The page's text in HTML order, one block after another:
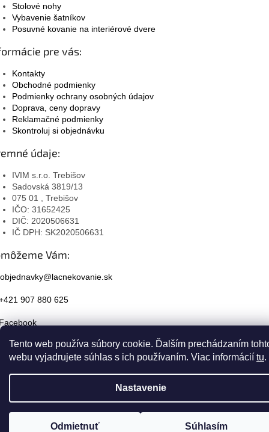
Tento web používa súbory cookie. Ďalším prechádzaním
webu vyjadrujete súhlas s ich používaním. Viac informácií tu.
Nastavenie
Odmietnuť Súhlasím
Stolové nohy
Vybavenie šatníkov
Posuvné kovanie na interiérové dvere
pre vás:
Kontakty
Obchodné podmienky
Podmienky ochrany osobných údajov
Doprava, ceny dopravy
Reklamačné podmienky
Skontroluj si objednávku
údaje:
IVIM s.r.o. Trebišov
Sadovská 3819/13
075 01 , Trebišov
IČO: 31652425
DIČ: 2020506631
IČ DPH: SK2020506631
Vám:
objednavky@lacnekovanie.sk
907 880 625